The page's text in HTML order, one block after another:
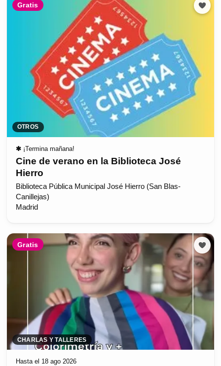
Gratis
OTROS
✱ ¡Termina mañana!
Cine de verano en la Biblioteca José
Hierro
Biblioteca Pública Municipal José Hierro (San Blas-
Canillejas)
Madrid
Gratis
CHARLAS Y TALLERES
Hasta el 18 ago 2026